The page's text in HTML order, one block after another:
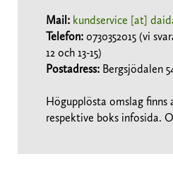
Mail: kundservice [at]
Telefon: 0730352015 (vi
12 och 13-15)
Postadress: Bergsjödalen
Högupplösta omslag finns
respektive boks infosida.